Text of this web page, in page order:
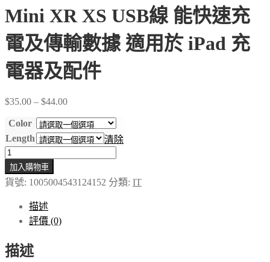
Mini XR XS USB線 能快速充
電及傳輸數據 適用於 iPad 充
電器及配件
$35.00 – $44.00Price
$35.00
through
$44.00
Color
Length
清除
原
裝
iPhone
Mini
XR
加入購物車
貨號: 1005004543124152 分類: IT
描述
評價 (0)
描述